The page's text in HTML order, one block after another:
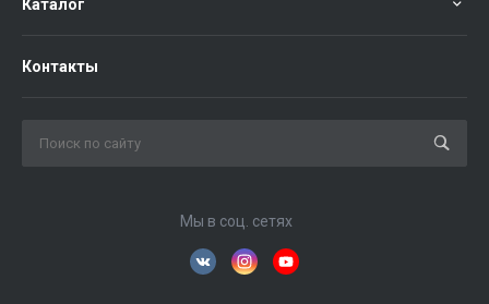
Каталог
Контакты
Мы в соц. сетях